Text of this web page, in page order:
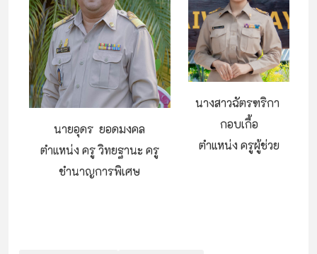
นายอุดร ยอดมงคล
ตำแหน่ง ครู วิทยฐานะ ครู
ชำนาญการพิเศษ
นางสาวฉัตรฑริกา
กอบเกื้อ
ตำแหน่ง ครูผู้ช่วย